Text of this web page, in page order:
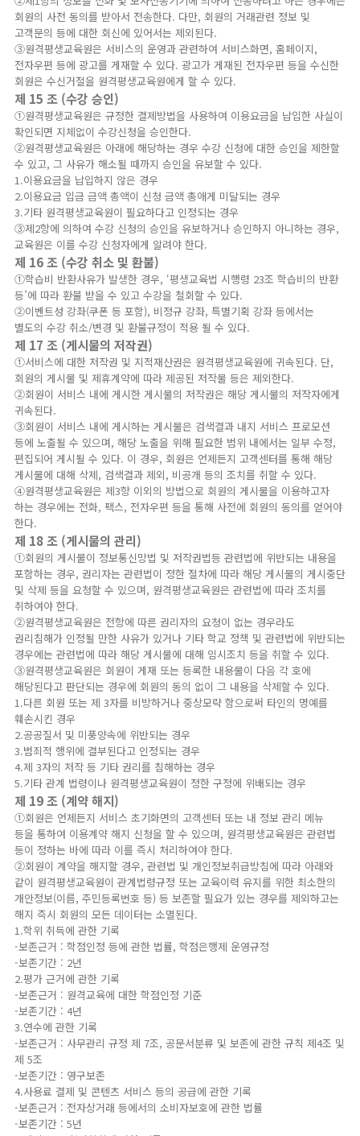
회원의 사전 동의를 받아서 전송한다. 다만, 회원의 거래관련 정보 및
고객문의 등에 대한 회신에 있어서는 제외된다.
③원격평생교육원은 서비스의 운영과 관련하여 서비스화면, 홈페이지,
전자우편 등에 광고를 게재할 수 있다. 광고가 게재된 전자우편 등을 수신한
회원은 수신거절을 원격평생교육원에게 할 수 있다.
제 15 조 (수강 승인)
①원격평생교육원은 규정한 결제방법을 사용하여 이용요금을 납입한 사실이
확인되면 지체없이 수강신청을 승인한다.
②원격평생교육원은 아래에 해당하는 경우 수강 신청에 대한 승인을 제한할
수 있고, 그 사유가 해소될 때까지 승인을 유보할 수 있다.
1.이용요금을 납입하지 않은 경우
2.이용요금 입금 금액 총액이 신청 금액 총애게 미달되는 경우
3.기타 원격평생교육원이 필요하다고 인정되는 경우
③제2항에 의하여 수강 신청의 승인을 유보하거나 승인하지 아니하는 경우,
교육원은 이를 수강 신청자에게 알려야 한다.
제 16 조 (수강 취소 및 환불)
①학습비 반환사유가 발생한 경우, ‘평생교육법 시행령 23조 학습비의 반환
등’에 따라 환불 받을 수 있고 수강을 철회할 수 있다.
②이벤트성 강좌(쿠폰 등 포함), 비정규 강좌, 특별기획 강좌 등에서는
별도의 수강 취소/변경 및 환불규정이 적용 될 수 있다.
제 17 조 (게시물의 저작권)
①서비스에 대한 저작권 및 지적재산권은 원격평생교육원에 귀속된다. 단,
회원의 게시물 및 제휴계약에 따라 제공된 저작물 등은 제외한다.
②회원이 서비스 내에 게시한 게시물의 저작권은 해당 게시물의 저작자에게
귀속된다.
③회원이 서비스 내에 게시하는 게시물은 검색결과 내지 서비스 프로모션
등에 노출될 수 있으며, 해당 노출을 위해 필요한 범위 내에서는 일부 수정,
편집되어 게시될 수 있다. 이 경우, 회원은 언제든지 고객센터를 통해 해당
게시물에 대해 삭제, 검색결과 제외, 비공개 등의 조치를 취할 수 있다.
④원격평생교육원은 제3항 이외의 방법으로 회원의 게시물을 이용하고자
하는 경우에는 전화, 팩스, 전자우편 등을 통해 사전에 회원의 동의를 얻어야
한다.
제 18 조 (게시물의 관리)
①회원의 게시물이 정보통신망법 및 저작권법등 관련법에 위반되는 내용을
포함하는 경우, 권리자는 관련법이 정한 절차에 따라 해당 게시물의 게시중단
및 삭제 등을 요청할 수 있으며, 원격평생교육원은 관련법에 따라 조치를
취하여야 한다.
②원격평생교육원은 전항에 따른 권리자의 요청이 없는 경우라도
권리침해가 인정될 만한 사유가 있거나 기타 학교 정책 및 관련법에 위반되는
경우에는 관련법에 따라 해당 게시물에 대해 임시조치 등을 취할 수 있다.
③원격평생교육원은 회원이 게재 또는 등록한 내용물이 다음 각 호에
해당된다고 판단되는 경우에 회원의 동의 없이 그 내용을 삭제할 수 있다.
1.다른 회원 또는 제 3자를 비방하거나 중상모략 함으로써 타인의 명예를
훼손시킨 경우
2.공공질서 및 미풍양속에 위반되는 경우
3.범죄적 행위에 결부된다고 인정되는 경우
4.제 3자의 저작 등 기타 권리를 침해하는 경우
5.기타 관계 법령이나 원격평생교육원이 정한 구정에 위배되는 경우
제 19 조 (계약 해지)
①회원은 언제든지 서비스 초기화면의 고객센터 또는 내 정보 관리 메뉴
등을 통하여 이용계약 해지 신청을 할 수 있으며, 원격평생교육원은 관련법
등이 정하는 바에 따라 이를 즉시 처리하여야 한다.
②회원이 계약을 해지할 경우, 관련법 및 개인정보취급방침에 따라 아래와
같이 원격평생교육원이 관계법령규정 또는 교육이력 유지를 위한 최소한의
개안정보(이름, 주민등록번호 등) 등 보존할 필요가 있는 경우를 제외하고는
해지 즉시 회원의 모든 데이터는 소멸된다.
1.학위 취득에 관한 기록
-보존근거 : 학점인정 등에 관한 법률, 학점은행제 운영규정
-보존기간 : 2년
2.평가 근거에 관한 기록
-보존근거 : 원격교육에 대한 학점인정 기준
-보존기간 : 4년
3.연수에 관한 기록
-보존근거 : 사무관리 규정 제 7조, 공문서분류 및 보존에 관한 규칙 제4조 및
제 5조
-보존기간 : 영구보존
4.사용료 결제 및 콘텐츠 서비스 등의 공급에 관한 기록
-보존근거 : 전자상거래 등에서의 소비자보호에 관한 법률
-보존기간 : 5년